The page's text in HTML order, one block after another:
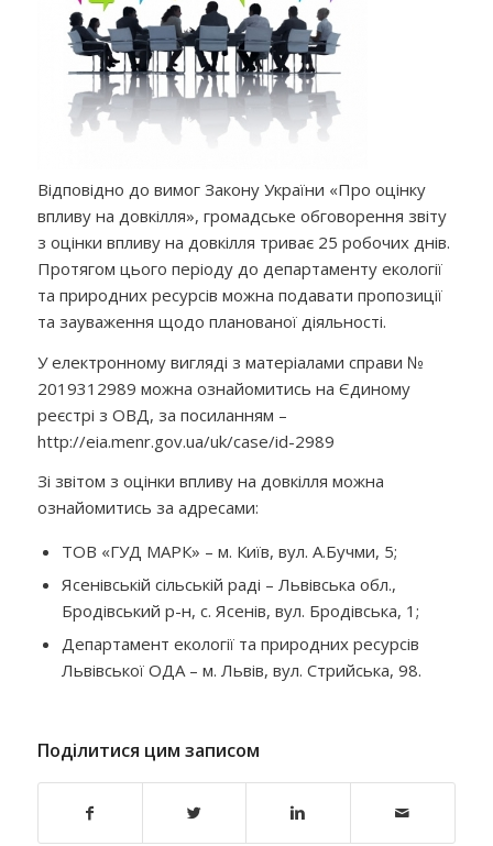
Відповідно до вимог Закону України «Про оцінку
впливу на довкілля», громадське обговорення звіту
з оцінки впливу на довкілля триває 25 робочих днів.
Протягом цього періоду до департаменту екології
та природних ресурсів можна подавати пропозиції
та зауваження щодо планованої діяльності.
У електронному вигляді з матеріалами справи №
2019312989 можна ознайомитись на Єдиному
реєстрі з ОВД, за посиланням –
http://eia.menr.gov.ua/uk/case/id-2989
Зі звітом з оцінки впливу на довкілля можна
ознайомитись за адресами:
ТОВ «ГУД МАРК» – м. Київ, вул. А.Бучми, 5;
Ясенівській сільській раді – Львівська обл.,
Бродівський р-н, с. Ясенів, вул. Бродівська, 1;
Департамент екології та природних ресурсів
Львівської ОДА – м. Львів, вул. Стрийська, 98.
Поділитися цим записом